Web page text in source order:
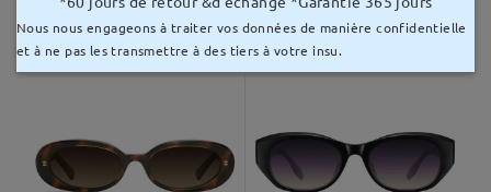
S42737 28,00 € S00427 25,00 €
Nous nous engageons à traiter vos données de manière confidentielle
et à ne pas les transmettre à des tiers à votre insu.